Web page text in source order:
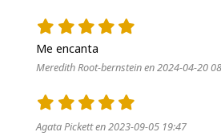
Me encanta
Meredith Root-bernstein en 2024-04-20
Agata Pickett en 2023-09-05 19:47